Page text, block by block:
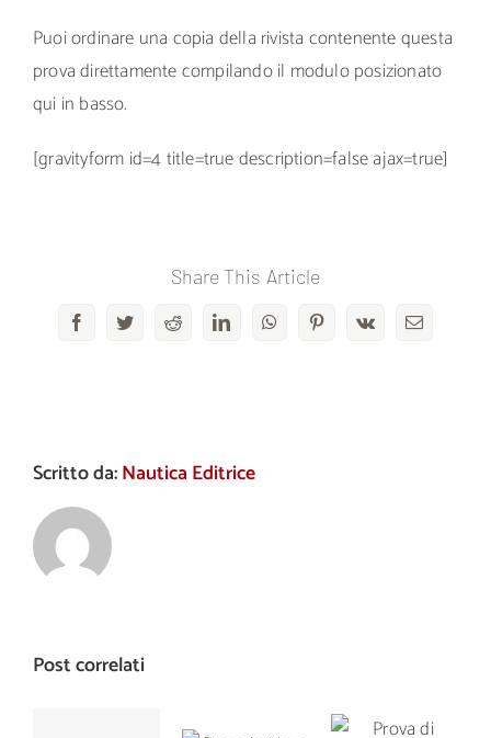
Puoi ordinare una copia della rivista contenente questa
prova direttamente compilando il modulo posizionato
qui in basso.
[gravityform id=4 title=true description=false ajax=true]
Share This Article
FacebookTwitterRedditLinkedInWhatsAppPinterestVk Email
Scritto da:Nautica Editrice
Post correlati